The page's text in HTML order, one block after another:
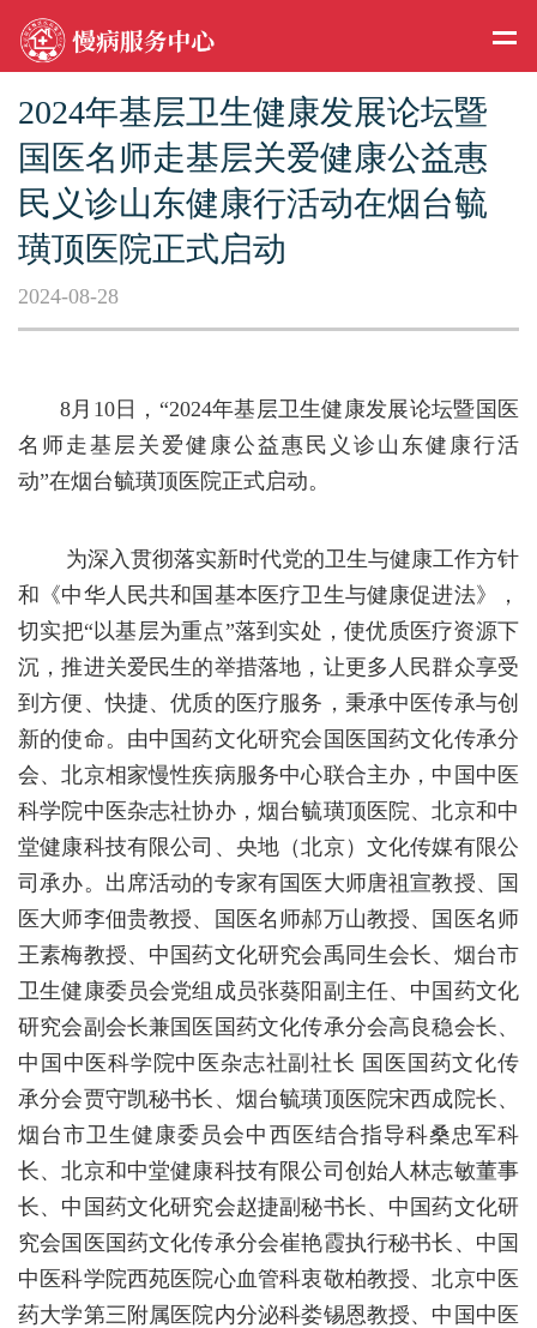
2024年基层卫生健康发展论坛暨
国医名师走基层关爱健康公益惠
民义诊山东健康行活动在烟台毓
璜顶医院正式启动
2024-08-28
8月10日，“2024年基层卫生健康发展论坛暨国医
名师走基层关爱健康公益惠民义诊山东健康行活
动”在烟台毓璜顶医院正式启动。
为深入贯彻落实新时代党的卫生与健康工作方针
和《中华人民共和国基本医疗卫生与健康促进法》，
切实把“以基层为重点”落到实处，使优质医疗资源下
沉，推进关爱民生的举措落地，让更多人民群众享受
到方便、快捷、优质的医疗服务，秉承中医传承与创
新的使命。由中国药文化研究会国医国药文化传承分
会、北京相家慢性疾病服务中心联合主办，中国中医
科学院中医杂志社协办，烟台毓璜顶医院、北京和中
堂健康科技有限公司、央地（北京）文化传媒有限公
司承办。出席活动的专家有国医大师唐祖宣教授、国
医大师李佃贵教授、国医名师郝万山教授、国医名师
王素梅教授、中国药文化研究会禹同生会长、烟台市
卫生健康委员会党组成员张葵阳副主任、中国药文化
研究会副会长兼国医国药文化传承分会高良稳会长、
中国中医科学院中医杂志社副社长 国医国药文化传
承分会贾守凯秘书长、烟台毓璜顶医院宋西成院长、
烟台市卫生健康委员会中西医结合指导科桑忠军科
长、北京和中堂健康科技有限公司创始人林志敏董事
长、中国药文化研究会赵捷副秘书长、中国药文化研
究会国医国药文化传承分会崔艳霞执行秘书长、中国
中医科学院西苑医院心血管科衷敬柏教授、北京中医
药大学第三附属医院内分泌科娄锡恩教授、中国中医